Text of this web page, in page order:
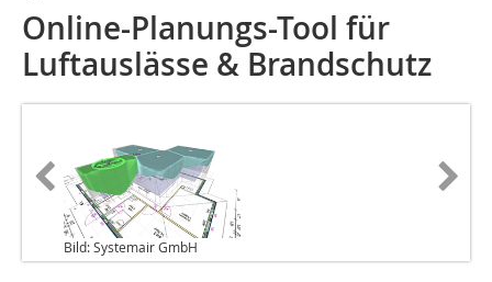
Online-Planungs-Tool für
Luftauslässe & Brandschutz
Bild: Systemair GmbH